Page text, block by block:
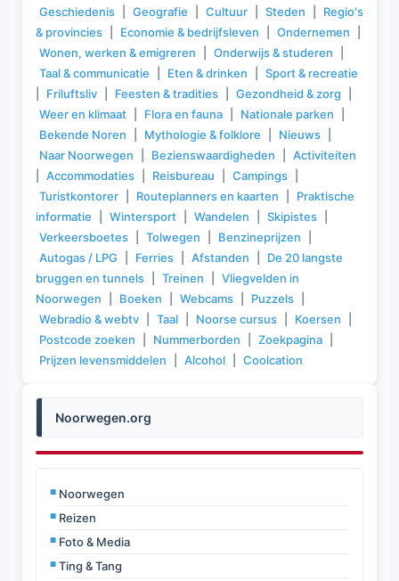
Noorwegen.org
Noorwegen
Reizen
Foto & Media
Ting & Tang
Geschiedenis Geografie Cultuur Steden
Regio's
& provincies
Economie & bedrijfsleven Ondernemen
Wonen, werken & emigreren
Onderwijs & studeren
Taal & communicatie
Eten & drinken
Sport & recreatie
Friluftsliv Feesten & tradities Gezondheid & zorg
Weer en klimaat
Flora en fauna Nationale parken
Bekende Noren
Mythologie & folklore Nieuws
Naar Noorwegen
Bezienswaardigheden
Activiteiten
Accommodaties Reisbureau Campings
Turistkontorer
Routeplanners en kaarten
Praktische
informatie
Wintersport Wandelen Skipistes
Verkeersboetes
Tolwegen Benzineprijzen
Autogas / LPG
Ferries Afstanden
De 20 langste
bruggen en tunnels
Treinen
Vliegvelden in
Noorwegen
Boeken Webcams Puzzels
Webradio & webtv
Taal Noorse cursus Koersen
Postcode zoeken
Nummerborden Zoekpagina
Prijzen levensmiddelen
Alcohol Coolcation